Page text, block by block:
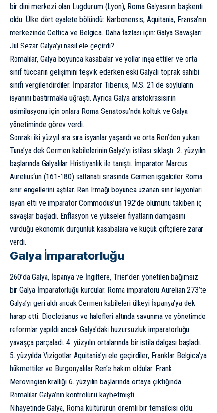
bir dini merkezi olan Lugdunum (Lyon), Roma Galyasının başkenti
oldu. Ülke dört eyalete bölündü: Narbonensis, Aquitania, Fransa’nın
merkezinde Celtica ve Belgica. Daha fazlası için: Galya Savaşları:
Jül Sezar Galya’yı nasıl ele geçirdi?
Romalılar, Galya boyunca kasabalar ve yollar inşa ettiler ve orta
sınıf tüccarın gelişimini teşvik ederken eski Galyalı toprak sahibi
sınıfı vergilendirdiler. İmparator Tiberius, M.S. 21’de soyluların
isyanını bastırmakla uğraştı. Ayrıca Galya aristokrasisinin
asimilasyonu için onlara Roma Senatosu’nda koltuk ve Galya
yönetiminde görev verdi.
Sonraki iki yüzyıl ara sıra isyanlar yaşandı ve orta Ren’den yukarı
Tuna’ya dek Cermen kabilelerinin Galya’yı istilası sıklaştı. 2. yüzyılın
başlarında Galyalılar Hristiyanlık ile tanıştı. İmparator Marcus
Aurelius‘un (161-180) saltanatı sırasında Cermen işgalciler Roma
sınır engellerini aştılar. Ren Irmağı boyunca uzanan sınır lejyonları
isyan etti ve imparator Commodus’un 192’de ölümünü takiben iç
savaşlar başladı. Enflasyon ve yükselen fiyatların damgasını
vurduğu ekonomik durgunluk kasabalara ve küçük çiftçilere zarar
verdi.
Galya İmparatorluğu
260’da Galya, İspanya ve İngiltere, Trier’den yönetilen bağımsız
bir Galya İmparatorluğu kurdular. Roma imparatoru Aurelian 273’te
Galya’yı geri aldı ancak Cermen kabileleri ülkeyi İspanya’ya dek
harap etti. Diocletianus ve halefleri altında savunma ve yönetimde
reformlar yapıldı ancak Galya’daki huzursuzluk imparatorluğu
yavaşça parçaladı. 4. yüzyılın ortalarında bir istila dalgası başladı.
5. yüzyılda Vizigotlar Aquitania’yı ele geçirdiler, Franklar Belgica’ya
hükmettiler ve Burgonyalılar Ren’e hakim oldular. Frank
Merovingian krallığı 6. yüzyılın başlarında ortaya çıktığında
Romalılar Galya’nın kontrolünü kaybetmişti.
Nihayetinde Galya, Roma kültürünün önemli bir temsilcisi oldu.